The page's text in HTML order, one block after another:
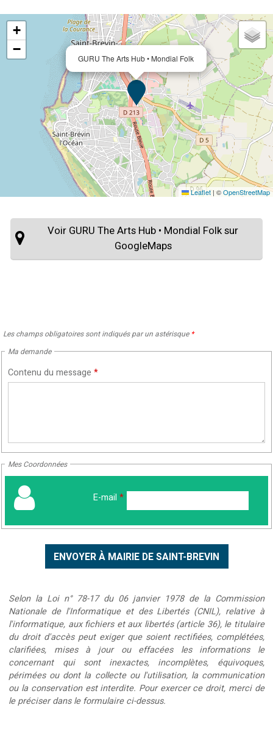
GURU The Arts Hub • Mondial Folk
+
−
Leaflet|©OpenStreetMap
Voir GURU The Arts Hub • Mondial Folk sur
GoogleMaps
Les champs obligatoires sont indiqués par un astérisque *
Ma demande
Contenu du message *
Mes Coordonnées
E-mail *
Selon la Loi n° 78-17 du 06 janvier 1978 de la Commission
Nationale de l'Informatique et des Libertés (CNIL), relative à
l'informatique, aux fichiers et aux libertés (article 36), le titulaire
du droit d'accès peut exiger que soient rectifiées, complétées,
clarifiées, mises à jour ou effacées les informations le
concernant qui sont inexactes, incomplètes, équivoques,
périmées ou dont la collecte ou l'utilisation, la communication
ou la conservation est interdite. Pour exercer ce droit, merci de
le préciser dans le formulaire ci-dessus.